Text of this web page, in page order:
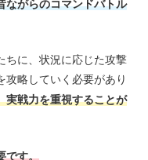
ながらのコマンドバトル
ちに、状況に応じた攻撃
攻略していく必要があり
実戦力を重視することが
です。